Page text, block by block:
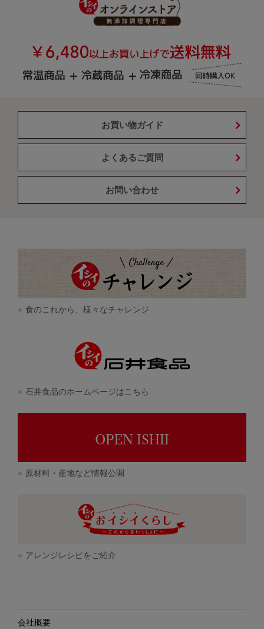
お買い物ガイド
よくあるご質問
お問い合わせ
食のこれから、様々なチャレンジ
石井食品のホームページはこちら
原材料・産地など情報公開
アレンジレシピをご紹介
会社概要